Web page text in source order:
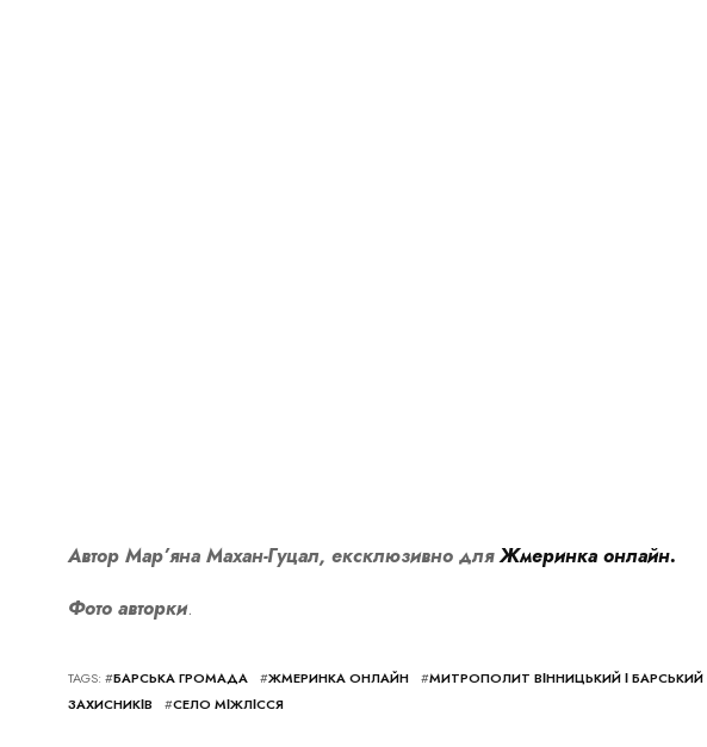
Автор Мар’яна Махан-Гуцал, ексклюзивно дляЖмеринка онлайн.
Фото авторки.
TAGS: #БАРСЬКА ГРОМАДА #ЖМЕРИНКА ОНЛАЙН #МИТРОПОЛИТ ВІННИЦЬКИЙ І
ЗАХИСНИКІВ
#СЕЛО МІЖЛІССЯ